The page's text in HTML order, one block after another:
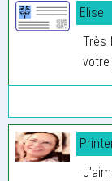
Elise
Très
votre